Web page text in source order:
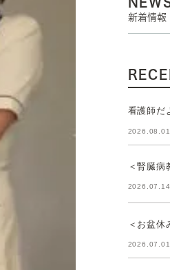
新着情報
看護師だ
2026.08.01
＜腎臓病
2026.07.14
＜お盆休
2026.07.01